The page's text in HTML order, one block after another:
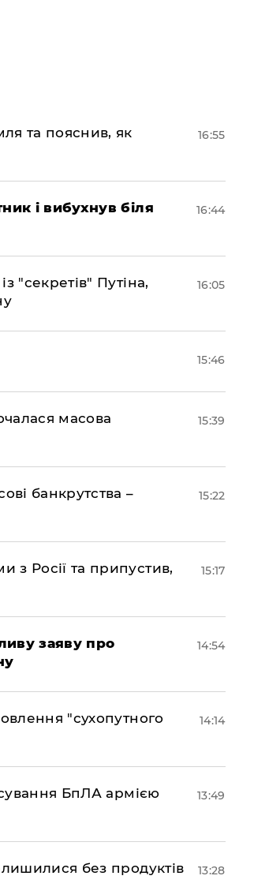
та пояснив, як
16:55
і вибухнув біля
16:44
"секретів" Путіна,
16:05
15:46
масова
15:39
банкрутства –
15:22
Росії та припустив,
15:17
заяву про
14:54
"сухопутного
14:14
БпЛА армією
13:49
без продуктів
13:28